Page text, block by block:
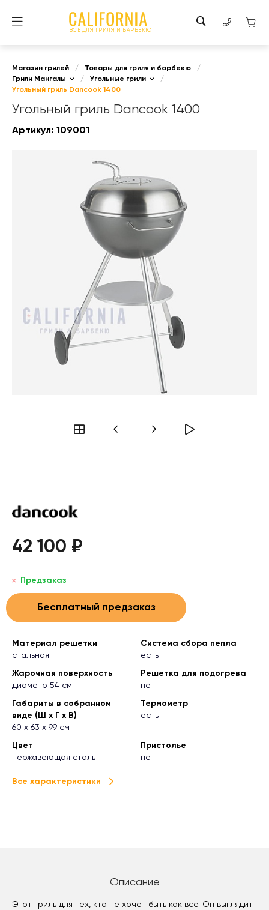
ВСЕ ДЛЯ ГРИЛЯ И БАРБЕКЮ
Магазин грилей / Товары для гриля и барбекю
/
Грили Мангалы
/ Угольные грили
/
Угольный гриль Dancook 1400
Угольный гриль Dancook 1400
Артикул: 109001
42 100 ₽
Предзаказ
Бесплатный предзаказ
Материал решетки
стальная
Система сбора пепла
есть
Жарочная поверхность
диаметр 54 см
Решетка для подогрева
нет
Габариты в собранном
виде (Ш х Г х В)
60 х 63 х 99 см
Термометр
есть
Цвет
нержавеющая сталь
Пристолье
нет
Все характеристики
Описание
Этот гриль для тех, кто не хочет быть как все. Он выглядит